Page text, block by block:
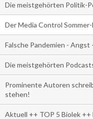
Die meistgehörten Politik-
Der Media Control
Falsche Pandemien -
Die meistgehörten
Prominente Autoren
stehen!
Aktuell ++ TOP 5 Biolek